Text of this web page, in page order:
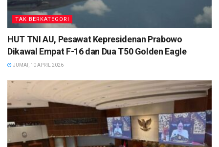
TAK BERKATEGORI
HUT TNI AU, Pesawat Kepresidenan Prabowo
Dikawal Empat F-16 dan Dua T50 Golden Eagle
JUMAT, 10 APRIL 2026